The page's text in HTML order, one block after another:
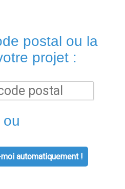
postal ou la
projet :
ou
automatiquement !